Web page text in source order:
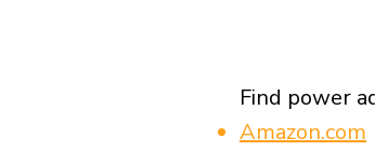
Find power
Amazon.com